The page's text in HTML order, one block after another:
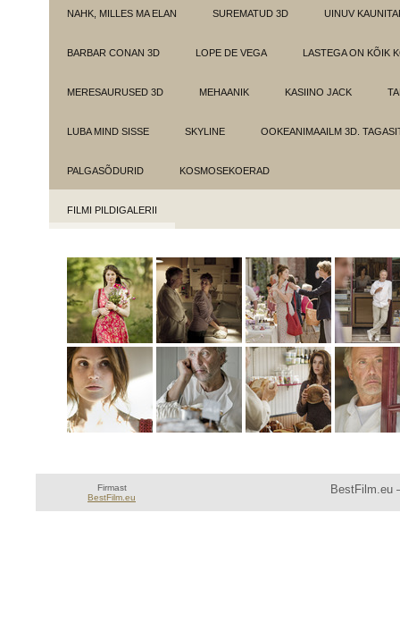
NAHK, MILLES MA ELAN SUREMATUD 3D UINUV
BARBAR CONAN 3D LOPE DE VEGA LASTEGA ON KÕIK
MERESAURUSED 3D MEHAANIK KASIINO JACK
LUBA MIND SISSE SKYLINE OOKEANIMAAILM 3D.
PALGASÕDURID KOSMOSEKOERAD
FILMI PILDIGALERII
Firmast
BestFilm.eu
BestFilm.eu